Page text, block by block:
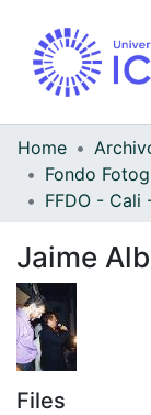
Home
FFDO - Cali
Jaime
Files